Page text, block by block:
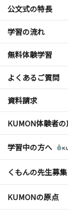
公文式の特長
学習の流れ
無料体験学習
よくあるご質問
資料請求
KUMON体験者の
学習中の方へ
くもんの先生募集
KUMONの原点